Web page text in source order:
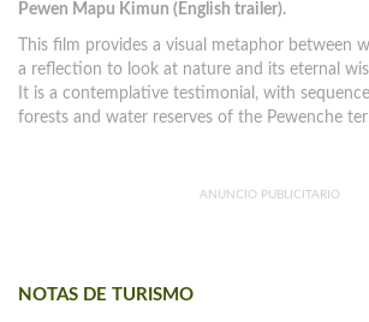
Pewen Mapu Kimun (English trailer).
This film provides a visual metaphor between
a reflection to look at nature and its eternal
It is a contemplative testimonial, with
forests and water reserves of the Pewenche
ANUNCIO PUBLICITARIO
NOTAS DE TURISMO